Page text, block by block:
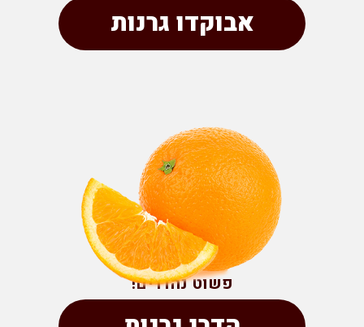
אבוקדו גרנות
פשוט נהדרים!